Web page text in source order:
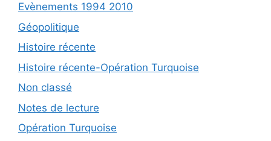
Evènements 1994 2010
Géopolitique
Histoire récente
Histoire récente-Opération Turquoise
Non classé
Notes de lecture
Opération Turquoise